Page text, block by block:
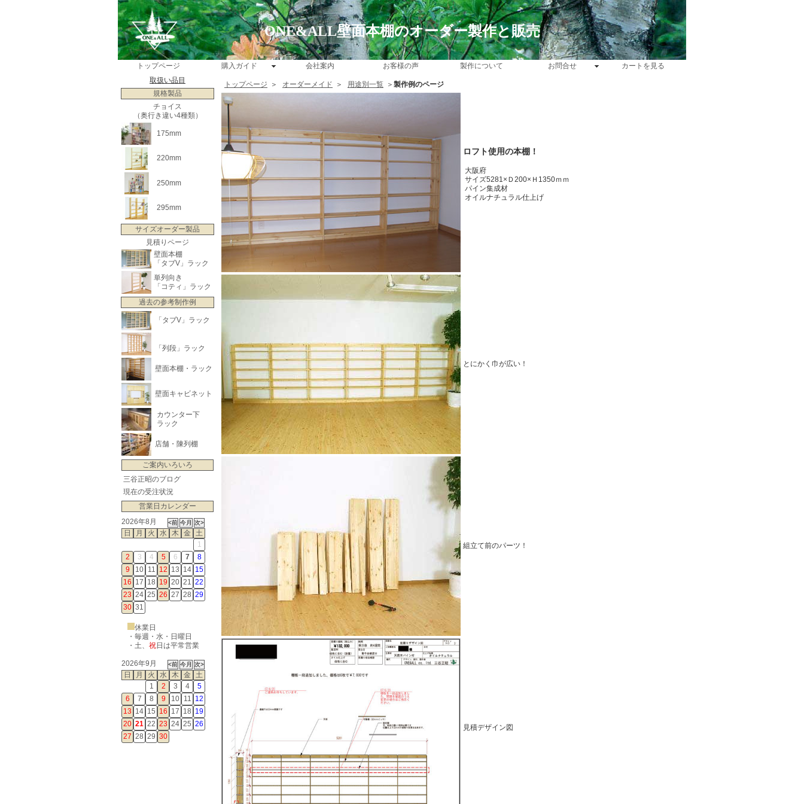
ONE&ALL壁面本棚のオーダー製作と販売
トップページ 購入ガイド 会社案内 お客様の声 製作について お問合せ
カートを見る
取扱い品目
規格製品
チョイス
（奥行き違い4種類）
175mm
220mm
250mm
295mm
サイズオーダー製品
見積りページ
壁面本棚
「タブV」ラック
単列向き
「コティ」ラック
過去の参考制作例
「タブV」ラック
「列段」ラック
壁面本棚・ラック
壁面キャビネット
カウンター下
ラック
店舗・陳列棚
ご案内いろいろ
三谷正昭のブログ
現在の受注状況
営業日カレンダー
2026年8月
日
月 火 水 木 金
土
1
2
3 4 5 6 7
8
9
10 11 12 13 14 15
16 17 18 19 20 21 22
23 24 25 26 27 28 29
30 31
休業日
・毎週・水・日曜日
・ 土、 祝日は平常営業
2026年9月
日
月 火 水 木 金
土
1
2 3 4
5
6
7 8 9 10 11 12
13 14 15 16 17 18 19
20 21 22 23 24 25 26
27 28 29 30
トップページ ＞ オーダーメイド ＞ 用途別一覧 ＞ 製作例のページ
ロフト使用の本棚！
大阪府
サイズ5281×Ｄ200×Ｈ1350ｍｍ
パイン集成材
オイルナチュラル仕上げ
とにかく巾が広い！
組立て前のパーツ！
見積デザイン図